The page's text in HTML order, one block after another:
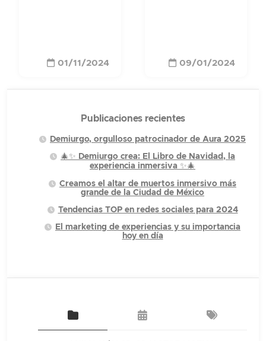
01/11/2024 09/01/2024
Publicaciones recientes
Demiurgo, orgulloso patrocinador de Aura 2025
🎄✨ Demiurgo crea: El Libro de Navidad, la
experiencia inmersiva ✨🎄
Creamos el altar de muertos inmersivo más
grande de la Ciudad de México
Tendencias TOP en redes sociales para 2024
El marketing de experiencias y su importancia
hoy en día